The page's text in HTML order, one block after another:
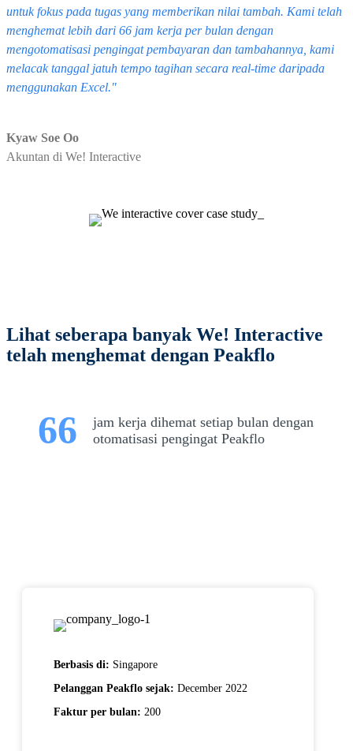
untuk fokus pada tugas yang memberikan nilai tambah. Kami telah
menghemat lebih dari 66 jam kerja per bulan dengan
mengotomatisasi pengingat pembayaran dan tambahannya, kami
melacak tanggal jatuh tempo tagihan secara real-time daripada
menggunakan Excel."
Kyaw Soe Oo
Akuntan di We! Interactive
Lihat seberapa banyak We! Interactive
telah menghemat dengan Peakflo
66
jam kerja dihemat setiap bulan dengan
otomatisasi pengingat Peakflo
Berbasis di: Singapore
Pelanggan Peakflo sejak: December 2022
Faktur per bulan: 200